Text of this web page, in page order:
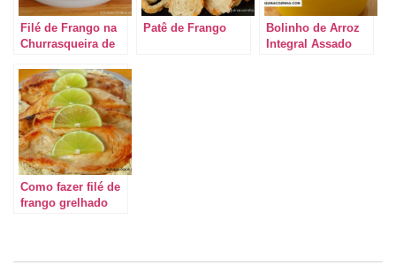
Filé de Frango na
Churrasqueira de
Patê de Frango
Bolinho de Arroz
Integral Assado
Como fazer filé de
frango grelhado